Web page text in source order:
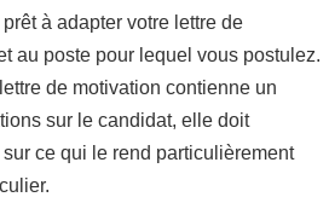
à adapter votre lettre de
au poste pour lequel vous postulez.
de motivation contienne un
sur le candidat, elle doit
ce qui le rend particulièrement